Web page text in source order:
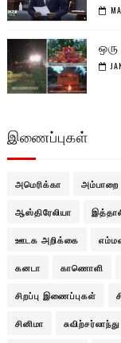
இணைப்புகள்
அமெரிக்கா அம்பாறை
ஆஸ்திரேலியா
ஊடக அறிக்கை
கனடா காணொளி
சிறப்பு இணைப்புகள்
சினிமா சுவிற்சர்லாந்து